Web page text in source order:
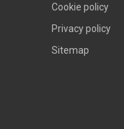
Cookie policy
Privacy policy
Sitemap